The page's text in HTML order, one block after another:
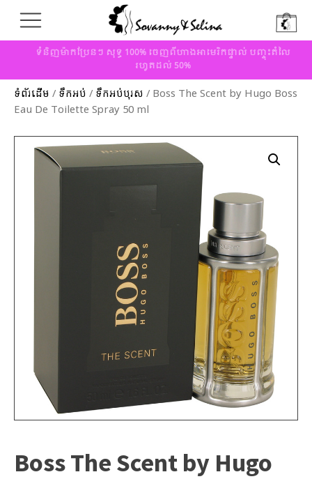
ទំនិញម៉ាកប្រែនៗ សុទ្ធ 100% ចេញពីហាងអាមេរិកផ្ទាល់ បញ្ចុះតំលៃ
រហូតដល់ 50%
ទំព័រដើម / ទឹកអប់ / ទឹកអប់បុរស / Boss The Scent by Hugo Boss
Eau De Toilette Spray 50 ml
Boss The Scent by Hugo